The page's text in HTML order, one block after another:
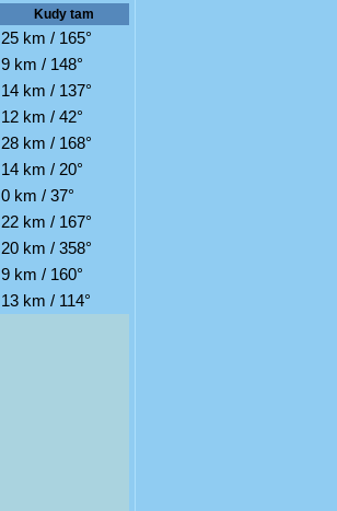
Kudy tam
25 km / 165°
9 km / 148°
14 km / 137°
12 km / 42°
28 km / 168°
14 km / 20°
0 km / 37°
22 km / 167°
20 km / 358°
9 km / 160°
13 km / 114°